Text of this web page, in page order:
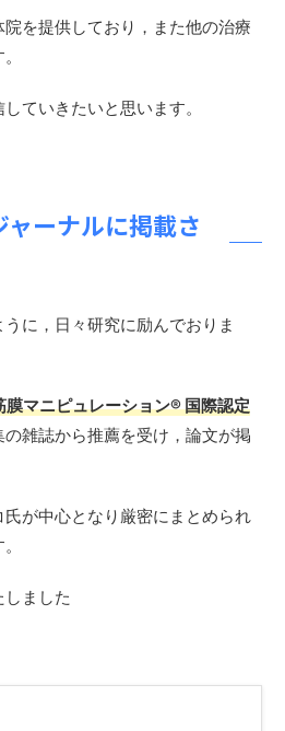
を提供しており，また他の治療
ていきたいと思います。
ーナルに掲載さ
に，日々研究に励んでおりま
マニピュレーション®︎ 国際認定
雑誌から推薦を受け，論文が掲
が中心となり厳密にまとめられ
ました